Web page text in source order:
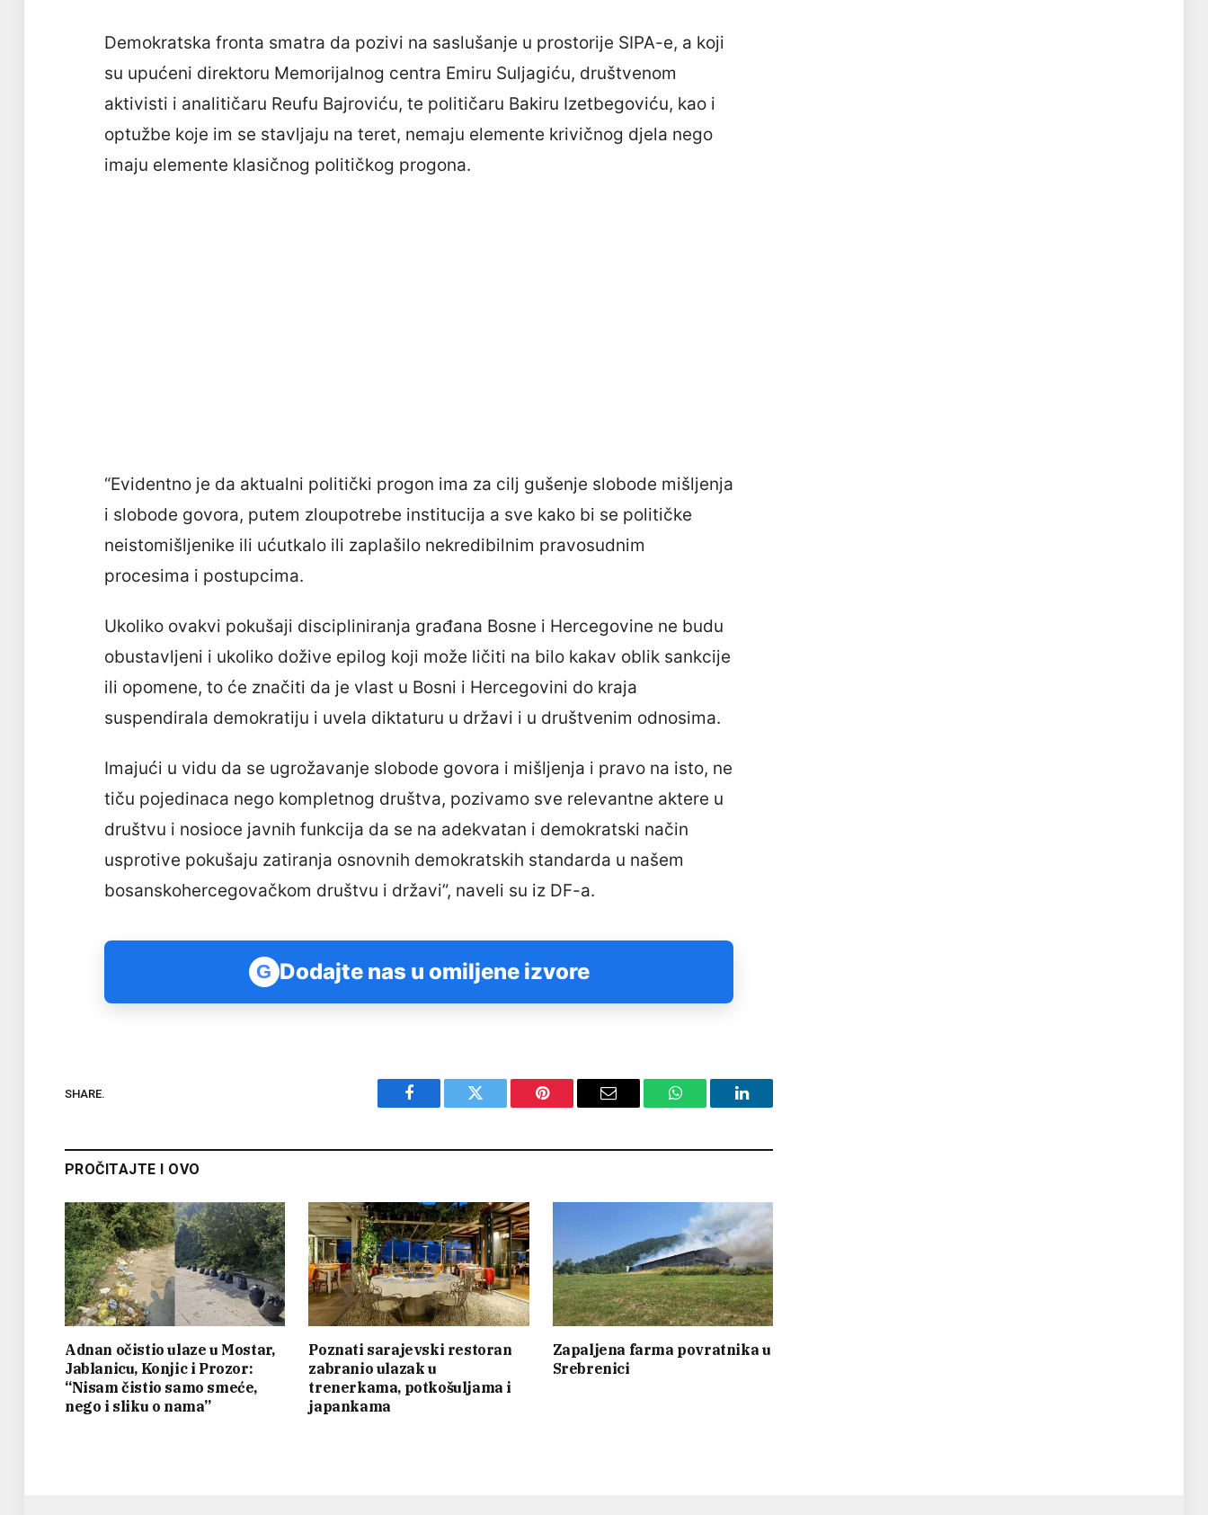
Demokratska fronta smatra da pozivi na saslušanje u prostorije SIPA-e, a koji
su upućeni direktoru Memorijalnog centra Emiru Suljagiću, društvenom
aktivisti i analitičaru Reufu Bajroviću, te političaru Bakiru Izetbegoviću, kao i
optužbe koje im se stavljaju na teret, nemaju elemente krivičnog djela nego
imaju elemente klasičnog političkog progona.
“Evidentno je da aktualni politički progon ima za cilj gušenje slobode mišljenja
i slobode govora, putem zloupotrebe institucija a sve kako bi se političke
neistomišljenike ili ućutkalo ili zaplašilo nekredibilnim pravosudnim
procesima i postupcima.
Ukoliko ovakvi pokušaji discipliniranja građana Bosne i Hercegovine ne budu
obustavljeni i ukoliko dožive epilog koji može ličiti na bilo kakav oblik sankcije
ili opomene, to će značiti da je vlast u Bosni i Hercegovini do kraja
suspendirala demokratiju i uvela diktaturu u državi i u društvenim odnosima.
Imajući u vidu da se ugrožavanje slobode govora i mišljenja i pravo na isto, ne
tiču pojedinaca nego kompletnog društva, pozivamo sve relevantne aktere u
društvu i nosioce javnih funkcija da se na adekvatan i demokratski način
usprotive pokušaju zatiranja osnovnih demokratskih standarda u našem
bosanskohercegovačkom društvu i državi”, naveli su iz DF-a.
G Dodajte nas u omiljene izvore
SHARE.
Facebook Twitter Pinterest Email WhatsAppLinkedIn
PROČITAJTE I OVO
Adnan očistio ulaze u Mostar,
Jablanicu, Konjic i Prozor:
“Nisam čistio samo smeće,
nego i sliku o nama”
Poznati sarajevski restoran
zabranio ulazak u
trenerkama, potkošuljama i
japankama
Zapaljena farma povratnika u
Srebrenici